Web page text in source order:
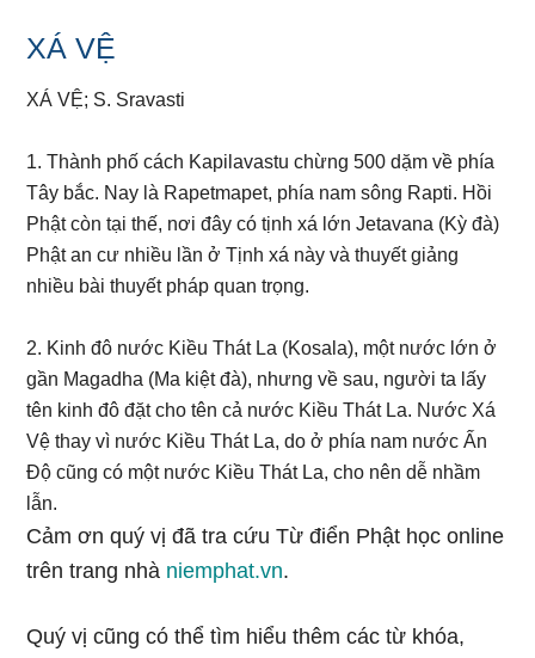
XÁ VỆ
XÁ VỆ; S. Sravasti
1. Thành phố cách Kapilavastu chừng 500 dặm về phía
Tây bắc. Nay là Rapetmapet, phía nam sông Rapti. Hồi
Phật còn tại thế, nơi đây có tịnh xá lớn Jetavana (Kỳ đà)
Phật an cư nhiều lần ở Tịnh xá này và thuyết giảng
nhiều bài thuyết pháp quan trọng.
2. Kinh đô nước Kiều Thát La (Kosala), một nước lớn ở
gần Magadha (Ma kiệt đà), nhưng về sau, người ta lấy
tên kinh đô đặt cho tên cả nước Kiều Thát La. Nước Xá
Vệ thay vì nước Kiều Thát La, do ở phía nam nước Ấn
Độ cũng có một nước Kiều Thát La, cho nên dễ nhầm
lẫn.
Cảm ơn quý vị đã tra cứu Từ điển Phật học online
trên trang nhà niemphat.vn.
Quý vị cũng có thể tìm hiểu thêm các từ khóa,